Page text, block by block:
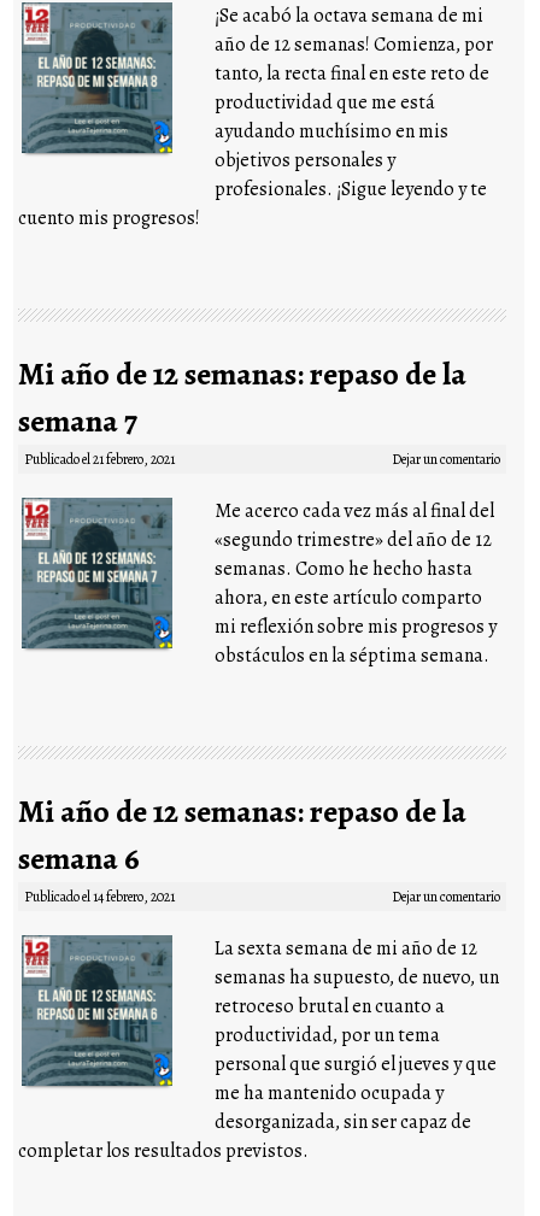
¡Se acabó la octava semana de mi
año de 12 semanas! Comienza, por
tanto, la recta final en este reto de
productividad que me está
ayudando muchísimo en mis
objetivos personales y
profesionales. ¡Sigue leyendo y te
cuento mis progresos!
Mi año de 12 semanas: repaso de la
semana 7
Publicado el21 febrero, 2021 Dejar un comentario
Me acerco cada vez más al final del
«segundo trimestre» del año de 12
semanas. Como he hecho hasta
ahora, en este artículo comparto
mi reflexión sobre mis progresos y
obstáculos en la séptima semana.
Mi año de 12 semanas: repaso de la
semana 6
Publicado el14 febrero, 2021 Dejar un comentario
La sexta semana de mi año de 12
semanas ha supuesto, de nuevo, un
retroceso brutal en cuanto a
productividad, por un tema
personal que surgió el jueves y que
me ha mantenido ocupada y
desorganizada, sin ser capaz de
completar los resultados previstos.